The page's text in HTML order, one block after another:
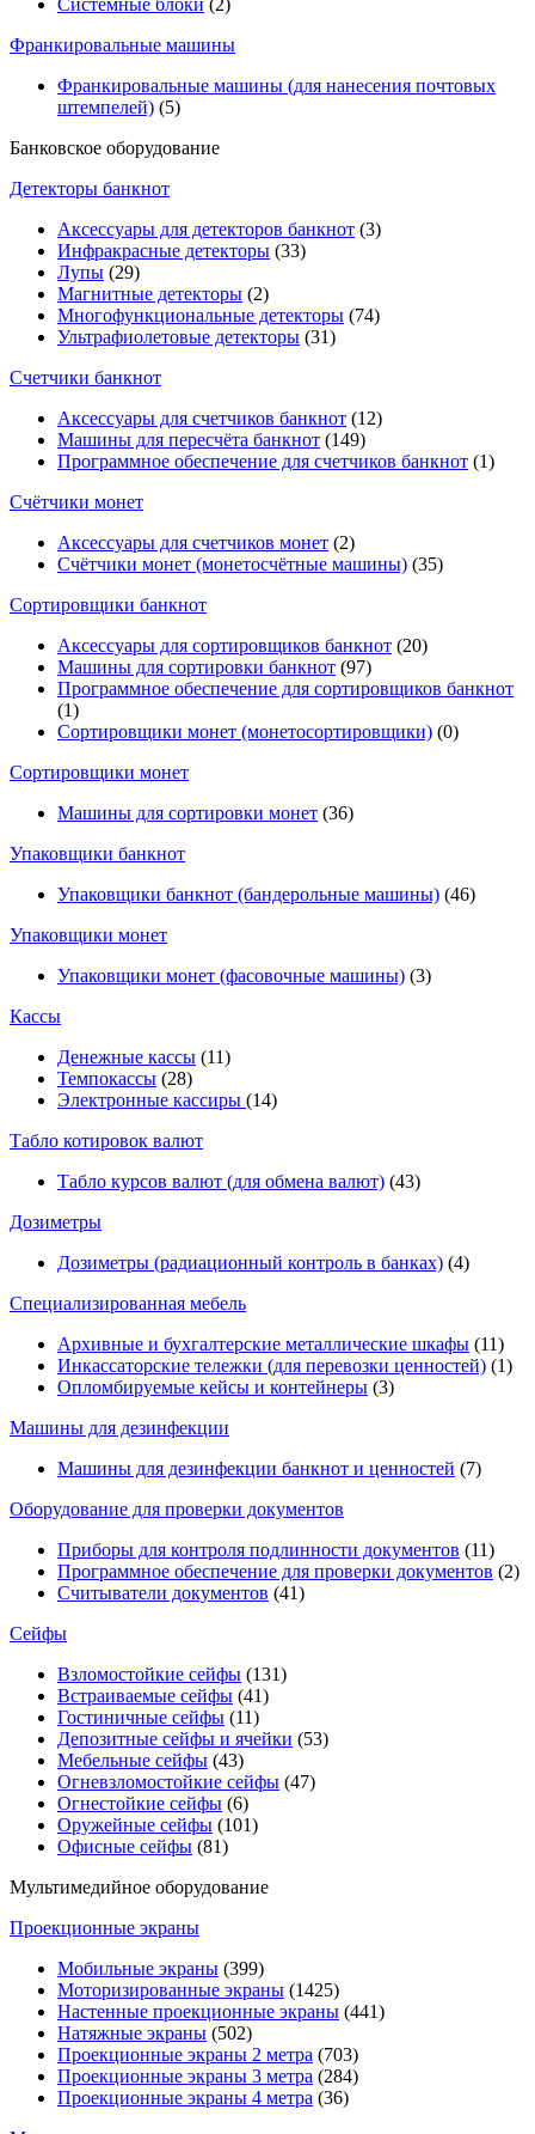
Системные блоки (2)
Франкировальные машины
Франкировальные машины (для нанесения почтовых
штемпелей) (5)
Банковское оборудование
Детекторы банкнот
Аксессуары для детекторов банкнот (3)
Инфракрасные детекторы (33)
Лупы (29)
Магнитные детекторы (2)
Многофункциональные детекторы (74)
Ультрафиолетовые детекторы (31)
Счетчики банкнот
Аксессуары для счетчиков банкнот (12)
Машины для пересчёта банкнот (149)
Программное обеспечение для счетчиков банкнот (1)
Счётчики монет
Аксессуары для счетчиков монет (2)
Счётчики монет (монетосчётные машины) (35)
Cортировщики банкнот
Аксессуары для сортировщиков банкнот (20)
Машины для сортировки банкнот (97)
Программное обеспечение для сортировщиков банкнот
(1)
Сортировщики монет (монетосортировщики) (0)
Сортировщики монет
Машины для сортировки монет (36)
Упаковщики банкнот
Упаковщики банкнот (бандерольные машины) (46)
Упаковщики монет
Упаковщики монет (фасовочные машины) (3)
Кассы
Денежные кассы (11)
Темпокассы (28)
Электронные кассиры (14)
Табло котировок валют
Табло курсов валют (для обмена валют) (43)
Дозиметры
Дозиметры (радиационный контроль в банках) (4)
Специализированная мебель
Архивные и бухгалтерские металлические шкафы (11)
Инкассаторские тележки (для перевозки ценностей) (1)
Опломбируемые кейсы и контейнеры (3)
Машины для дезинфекции
Машины для дезинфекции банкнот и ценностей (7)
Оборудование для проверки документов
Приборы для контроля подлинности документов (11)
Программное обеспечение для проверки документов (2)
Считыватели документов (41)
Сейфы
Взломостойкие сейфы (131)
Встраиваемые сейфы (41)
Гостиничные сейфы (11)
Депозитные сейфы и ячейки (53)
Мебельные сейфы (43)
Огневзломостойкие сейфы (47)
Огнестойкие сейфы (6)
Оружейные сейфы (101)
Офисные сейфы (81)
Мультимедийное оборудование
Проекционные экраны
Мобильные экраны (399)
Моторизированные экраны (1425)
Настенные проекционные экраны (441)
Натяжные экраны (502)
Проекционные экраны 2 метра (703)
Проекционные экраны 3 метра (284)
Проекционные экраны 4 метра (36)